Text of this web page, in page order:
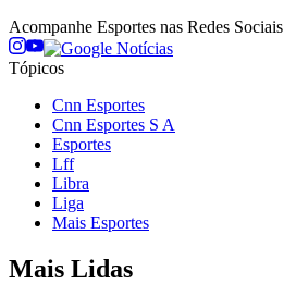
Acompanhe Esportes nas Redes Sociais
Tópicos
Cnn Esportes
Cnn Esportes S A
Esportes
Lff
Libra
Liga
Mais Esportes
Mais Lidas